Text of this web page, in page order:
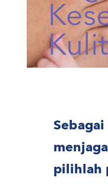
Kulit
pilihlah